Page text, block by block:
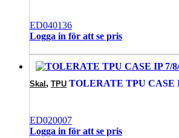
ED040136
Logga in för att se pris
Skal , TPU TOLERATE TPU CASE
ED020007
Logga in för att se pris